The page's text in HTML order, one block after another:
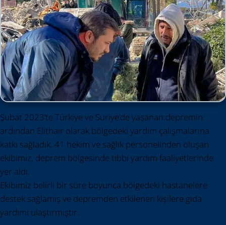
Şubat 2023’te Türkiye ve Suriye’de yaşanan depremin
ardından Elithair olarak bölgedeki yardım çalışmalarına
katkı sağladık. 41 hekim ve sağlık personelinden oluşan
ekibimiz, deprem bölgesinde tıbbi yardım faaliyetlerinde
yer aldı.
Ekibimiz belirli bir süre boyunca bölgedeki hastanelere
destek sağlamış ve depremden etkilenen kişilere gıda
yardımı ulaştırmıştır.